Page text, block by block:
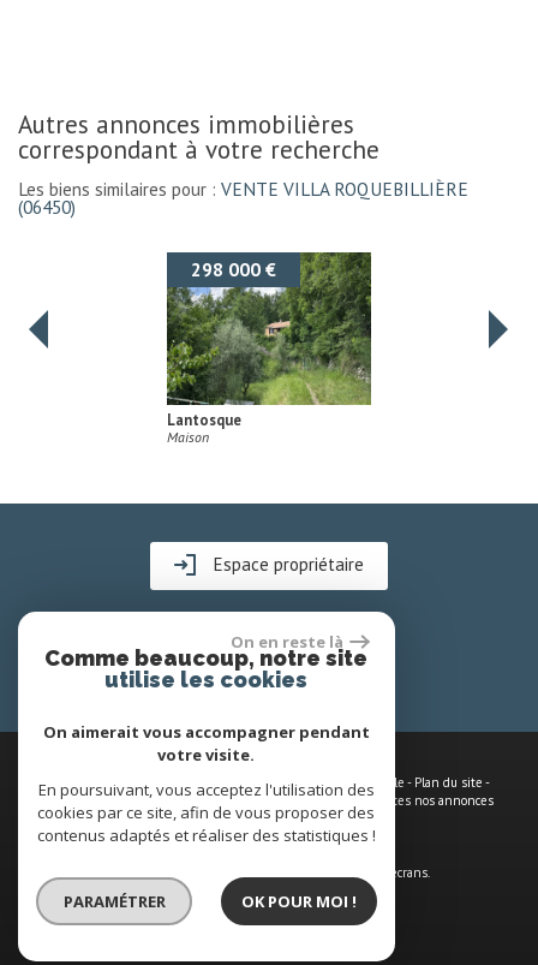
autres annonces immobilières
correspondant à votre recherche
Les biens similaires pour : VENTE VILLA ROQUEBILLIÈRE
(06450)
335 000 €
Espace propriétaire
© 2026 | Tous droits réservés | Traduction powered by Google - Plan du site -
Mentions légales- Nos honoraires -Partenaires- Admin-Toutes nos annonces
un seul site adaptable à tous les types d'écrans.
On en reste là
Comme beaucoup, notre site
utilise les cookies
On aimerait vous accompagner pendant
votre visite.
En poursuivant, vous acceptez l'utilisation des
cookies par ce site, afin de vous proposer des
contenus adaptés et réaliser des statistiques !
PARAMÉTRER OK POUR MOI !